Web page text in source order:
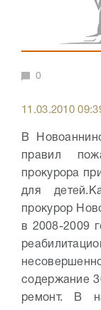
0
11.03.2010
В
правил
прокурора
для детей.
прокурор
в 2008-2009
содержание
ремонт. В